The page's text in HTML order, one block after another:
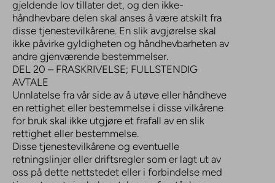
gjeldende lov tillater det, og den ikke-
håndhevbare delen skal anses å være atskilt fra
disse tjenestevilkårene. En slik avgjørelse skal
ikke påvirke gyldigheten og håndhevbarheten av
andre gjenværende bestemmelser.
DEL 20 – FRASKRIVELSE; FULLSTENDIG
AVTALE
Unnlatelse fra vår side av å utøve eller håndheve
en rettighet eller bestemmelse i disse vilkårene
for bruk skal ikke utgjøre et frafall av en slik
rettighet eller bestemmelse.
Disse tjenestevilkårene og eventuelle
retningslinjer eller driftsregler som er lagt ut av
oss på dette nettstedet eller i forbindelse med